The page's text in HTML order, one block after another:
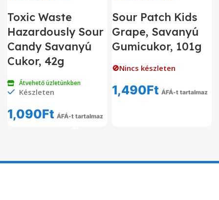
Toxic Waste
Hazardously Sour
Candy Savanyú
Cukor, 42g
Átvehető üzletünkben
Készleten
1,090Ft ÁFÁ-t tartalmaz
Sour Patch Kids
Grape, Savanyú
Gumicukor, 101g
🚫Nincs készleten
1,490Ft ÁFÁ-t tartalmaz